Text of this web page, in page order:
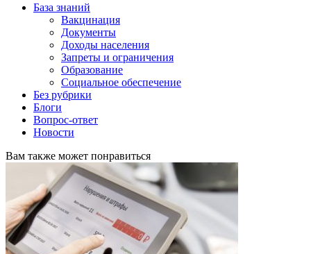
База знаний
Вакцинация
Документы
Доходы населения
Запреты и ограничения
Образование
Социальное обеспечение
Без рубрики
Блоги
Вопрос-ответ
Новости
Вам также может понравиться